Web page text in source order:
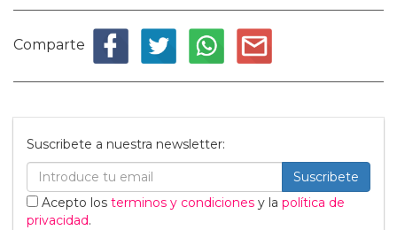
Comparte
Suscribete a nuestra newsletter:
Suscribete
Acepto los terminos y condiciones y la política de
privacidad.